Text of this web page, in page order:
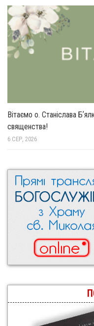
Вітаємо о. Станіслава
священства!
6 СЕР, 2026